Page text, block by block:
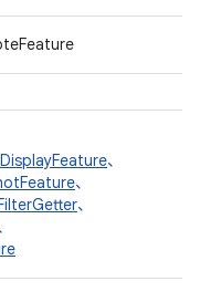
、
、
、